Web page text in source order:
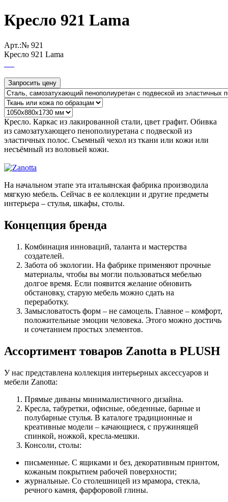
Кресло 921 Lama
Арт.:№ 921
Кресло 921 Lama
Запросить цену
Кресло. Каркас из лакированной стали, цвет графит. Обивка
из самозатухающего пенополиуретана с подвеской из
эластичных полос. Съемный чехол из ткани или кожи или
несъёмный из воловьей кожи.
На начальном этапе эта итальянская фабрика производила
мягкую мебель. Сейчас в ее коллекции и другие предметы
интерьера – стулья, шкафы, столы.
Концепция бренда
Комбинация инноваций, таланта и мастерства
создателей.
Забота об экологии. На фабрике применяют прочные
материалы, чтобы вы могли пользоваться мебелью
долгое время. Если появится желание обновить
обстановку, старую мебель можно сдать на
переработку.
Замысловатость форм – не самоцель. Главное – комфорт,
положительные эмоции человека. Этого можно достичь
и сочетанием простых элементов.
Ассортимент товаров Zanotta в PLUSH
У нас представлена коллекция интерьерных аксессуаров и
мебели Zanotta:
Прямые диваны минималистичного дизайна.
Кресла, табуретки, офисные, обеденные, барные и
полубарные стулья. В каталоге традиционные и
креативные модели – качающиеся, с пружинящей
спинкой, ножкой, кресла-мешки.
Консоли, столы:
письменные. С ящиками и без, декоративным принтом,
кожаным покрытием рабочей поверхности;
журнальные. Со столешницей из мрамора, стекла,
речного камня, фарфоровой глины.